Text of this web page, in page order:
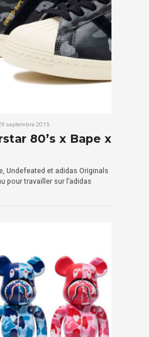
septembre 2015
80’s x Bape x
Undefeated et adidas Originals
pour travailler sur l’adidas